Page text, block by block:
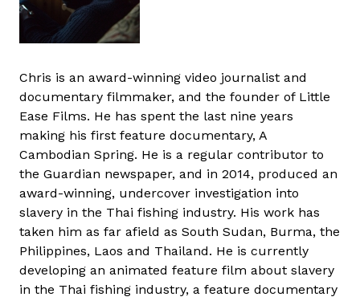
Chris is an award-winning video journalist and
documentary filmmaker, and the founder of Little
Ease Films. He has spent the last nine years
making his first feature documentary, A
Cambodian Spring. He is a regular contributor to
the Guardian newspaper, and in 2014, produced an
award-winning, undercover investigation into
slavery in the Thai fishing industry. His work has
taken him as far afield as South Sudan, Burma, the
Philippines, Laos and Thailand. He is currently
developing an animated feature film about slavery
in the Thai fishing industry, a feature documentary